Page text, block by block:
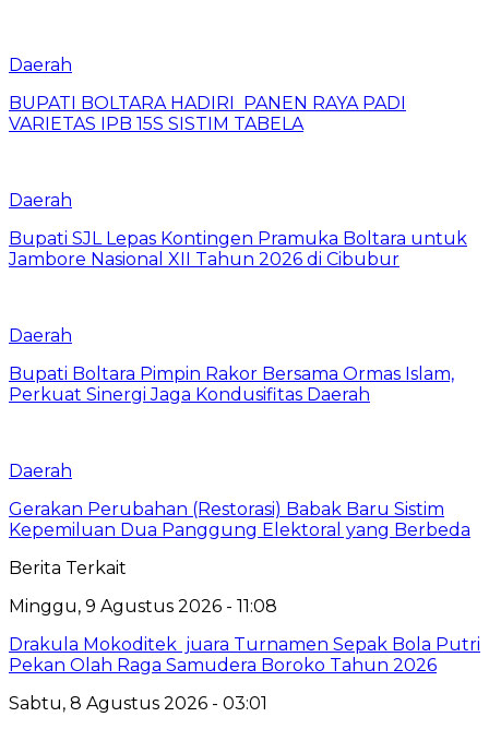
Daerah
BUPATI BOLTARA HADIRI PANEN RAYA PADI
VARIETAS IPB 15S SISTIM TABELA
Daerah
Bupati SJL Lepas Kontingen Pramuka Boltara untuk
Jambore Nasional XII Tahun 2026 di Cibubur
Daerah
Bupati Boltara Pimpin Rakor Bersama Ormas Islam,
Perkuat Sinergi Jaga Kondusifitas Daerah
Daerah
Gerakan Perubahan (Restorasi) Babak Baru Sistim
Kepemiluan Dua Panggung Elektoral yang Berbeda
Berita Terkait
Minggu, 9 Agustus 2026 - 11:08
Drakula Mokoditek juara Turnamen Sepak Bola Putri
Pekan Olah Raga Samudera Boroko Tahun 2026
Sabtu, 8 Agustus 2026 - 03:01